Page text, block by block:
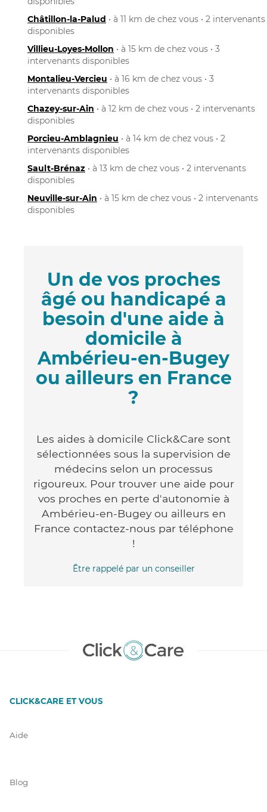
Châtillon-la-Palud • à 11 km de chez vous • 2 intervenants
disponibles
Villieu-Loyes-Mollon • à 15 km de chez vous • 3
intervenants disponibles
Montalieu-Vercieu • à 16 km de chez vous • 3
intervenants disponibles
Chazey-sur-Ain • à 12 km de chez vous • 2 intervenants
disponibles
Porcieu-Amblagnieu • à 14 km de chez vous • 2
intervenants disponibles
Sault-Brénaz • à 13 km de chez vous • 2 intervenants
disponibles
Neuville-sur-Ain • à 15 km de chez vous • 2 intervenants
disponibles
Un de vos proches
âgé ou handicapé a
besoin d'une aide à
domicile à
Ambérieu-en-Bugey
ou ailleurs en France
?
Les aides à domicile Click&Care sont
sélectionnées sous la supervision de
médecins selon un processus
rigoureux. Pour trouver une aide pour
vos proches en perte d'autonomie à
Ambérieu-en-Bugey ou ailleurs en
France contactez-nous par téléphone
!
Être rappelé par un conseiller
CLICK&CARE ET VOUS
Aide
Blog